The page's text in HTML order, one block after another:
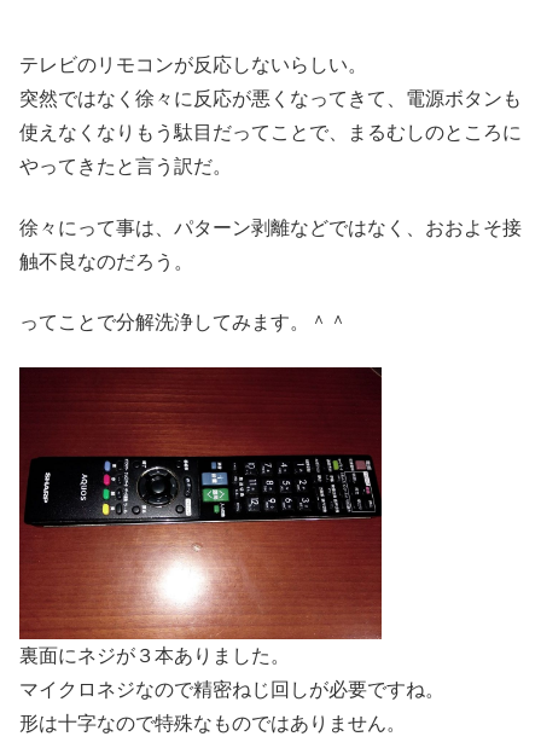
テレビのリモコンが反応しないらしい。
突然ではなく徐々に反応が悪くなってきて、電源ボタンも
使えなくなりもう駄目だってことで、まるむしのところに
やってきたと言う訳だ。
徐々にって事は、パターン剥離などではなく、おおよそ接
触不良なのだろう。
ってことで分解洗浄してみます。＾＾
裏面にネジが３本ありました。
マイクロネジなので精密ねじ回しが必要ですね。
形は十字なので特殊なものではありません。